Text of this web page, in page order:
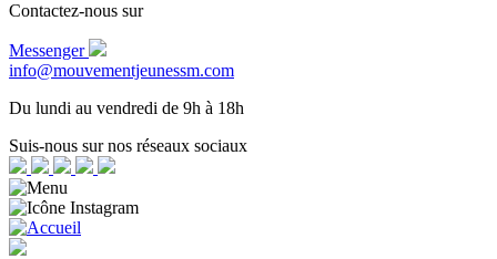
Contactez-nous sur
Messenger
info@mouvementjeunessm.com
Du lundi au vendredi de 9h à 18h
Suis-nous sur nos réseaux sociaux